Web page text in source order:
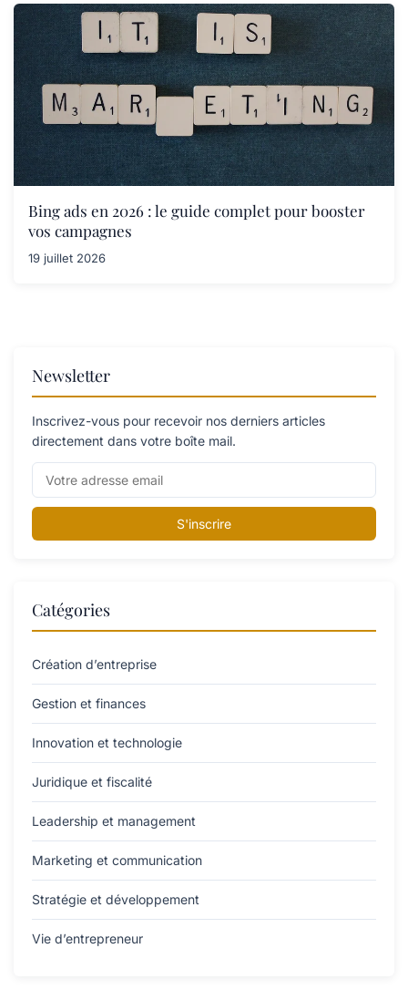
Bing ads en 2026 : le guide complet pour booster
vos campagnes
19 juillet 2026
Newsletter
Inscrivez-vous pour recevoir nos derniers articles
directement dans votre boîte mail.
S'inscrire
Catégories
Création d’entreprise
Gestion et finances
Innovation et technologie
Juridique et fiscalité
Leadership et management
Marketing et communication
Stratégie et développement
Vie d’entrepreneur